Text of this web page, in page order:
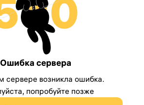
Ошибка сервера
сервере возникла ошибка.
попробуйте позже